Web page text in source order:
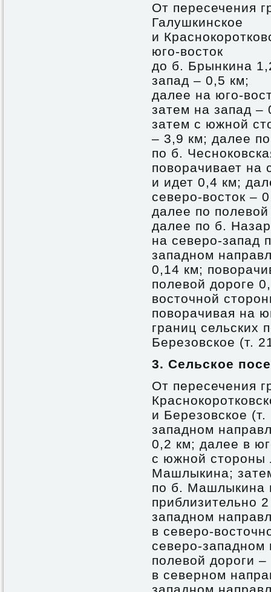
От пересечения
Галушкинское
и
юго-восток
до б. Брынкина
запад – 0,5 км;
далее на юго-
затем на запад –
затем с южной
– 3,9 км; далее
по б.
поворачивает на
и идет 0,4 км;
северо-восток –
далее по
далее по б.
на северо-запад
западном
0,14 км;
полевой дороге
восточной
поворачивая на
границ сельских
Березовское (т.
3. Сельское
От пересечения
и Березовское
западном
0,2 км; далее в
с южной стороны
Машлыкина;
по б. Машлыкина
приблизительно
западном
в северо-
северо-
полевой дороги
в северном